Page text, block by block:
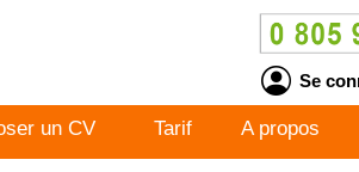
Se
un CV Tarif A propos